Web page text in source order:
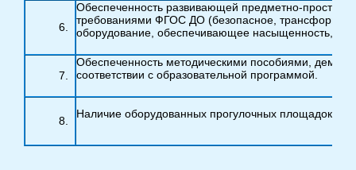
Обеспеченность развивающей предметно-
требованиями ФГОС ДО (безопасное,
оборудование, обеспечивающее насыщенность,
Обеспеченность методическими пособиями,
соответствии с образовательной программой.
Наличие оборудованных прогулочных площадок на